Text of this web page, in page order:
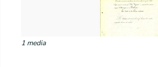
1 media